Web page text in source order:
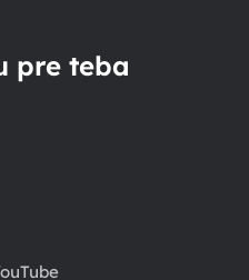
pre teba